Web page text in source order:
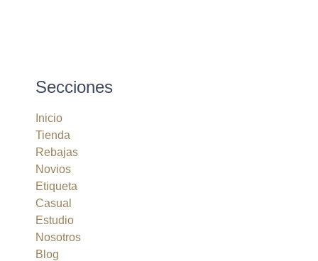
Secciones
Inicio
Tienda
Rebajas
Novios
Etiqueta
Casual
Estudio
Nosotros
Blog